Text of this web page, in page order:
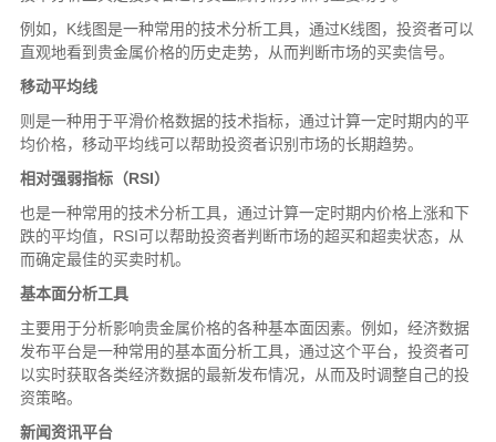
例如，K线图是一种常用的技术分析工具，通过K线图，投资者可以
直观地看到贵金属价格的历史走势，从而判断市场的买卖信号。
移动平均线
则是一种用于平滑价格数据的技术指标，通过计算一定时期内的平
均价格，移动平均线可以帮助投资者识别市场的长期趋势。
相对强弱指标（RSI）
也是一种常用的技术分析工具，通过计算一定时期内价格上涨和下
跌的平均值，RSI可以帮助投资者判断市场的超买和超卖状态，从
而确定最佳的买卖时机。
基本面分析工具
主要用于分析影响贵金属价格的各种基本面因素。例如，经济数据
发布平台是一种常用的基本面分析工具，通过这个平台，投资者可
以实时获取各类经济数据的最新发布情况，从而及时调整自己的投
资策略。
新闻资讯平台